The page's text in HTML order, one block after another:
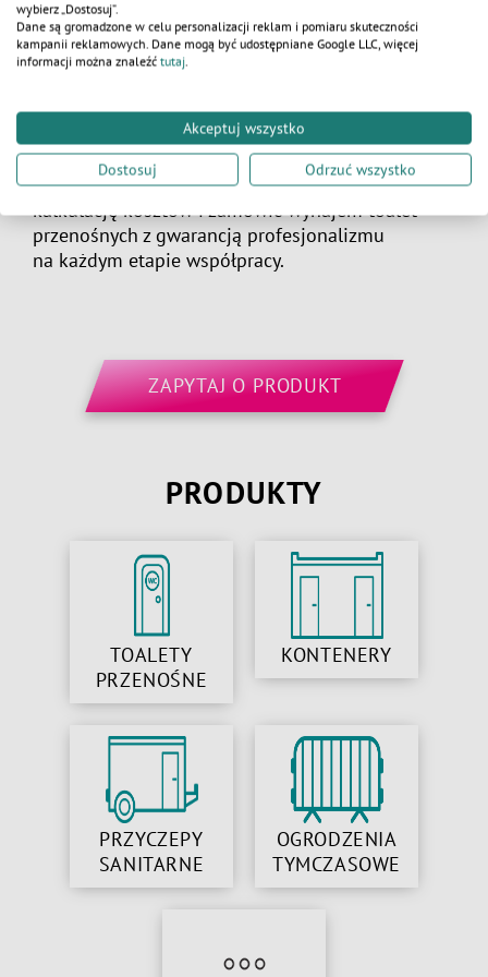
w Radomiu
Zdecyduj się na sprawne zaplecze socjalne swojej
Serwis zapewnia punktualną dostawę, rzetelny
serwis oraz sprzęt najwyższej klasy na terenie
całego Radomia i okolic. Skontaktuj się z biurem
obsługi klienta, aby otrzymać spersonalizowaną
kalkulację kosztów i zamówićwynajem toalet
przenośnych z gwarancją profesjonalizmu
na każdym etapie współpracy.
ZAPYTAJ O PRODUKT
PRODUKTY
TOALETY
PRZENOŚNE
KONTENERY
PRZYCZEPY
SANITARNE
OGRODZENIA
TYMCZASOWE
wybierz „Dostosuj”.
Dane są gromadzone w celu personalizacji reklam i pomiaru skuteczności
kampanii reklamowych. Dane mogą być udostępniane Google LLC, więcej
informacji można znaleźć tutaj.
Akceptuj wszystko
Dostosuj Odrzuć wszystko